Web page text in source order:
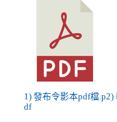
1) 發布令影本pdf檔.p
df
2)